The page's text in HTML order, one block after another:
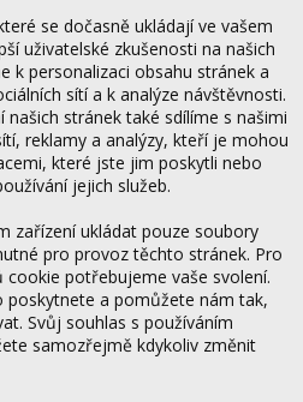
se dočasně ukládají ve vašem
uživatelské zkušenosti na našich
k personalizaci obsahu stránek a
sítí a k analýze návštěvnosti.
stránek také sdílíme s našimi
reklamy a analýzy, kteří je mohou
které jste jim poskytli nebo
jejich služeb.
zařízení ukládat pouze soubory
pro provoz těchto stránek. Pro
potřebujeme vaše svolení.
poskytnete a pomůžete nám tak,
Svůj souhlas s používáním
samozřejmě kdykoliv změnit